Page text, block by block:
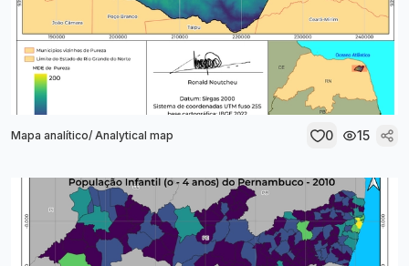
Mapa analítico/ Analytical map 0 15